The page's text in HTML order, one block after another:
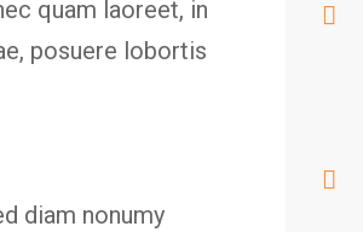
quam laoreet, in
posuere lobortis
diam nonumy